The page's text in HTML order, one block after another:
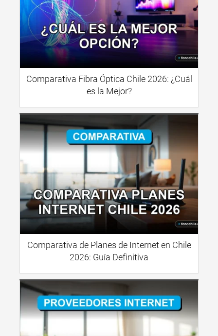
Comparativa Fibra Óptica Chile 2026: ¿Cuál
es la Mejor?
Comparativa de Planes de Internet en Chile
2026: Guía Definitiva